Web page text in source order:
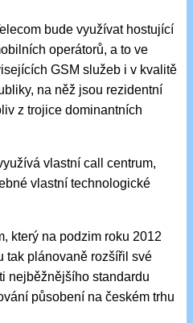
bude využívat hostující
operátorů, a to ve
GSM služeb i v kvalitě
na něž jsou rezidentní
z trojice dominantních
vlastní call centrum,
vlastní technologické
který na podzim roku 2012
tak plánovaně rozšířil své
nejběžnějšího standardu
působení na českém trhu